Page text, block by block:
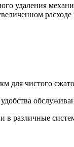
удаления
расходе
для чистого
в различные